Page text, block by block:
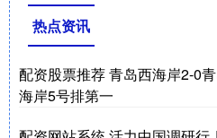
热点资讯
配资股票推荐 青岛西海岸2-0
海岸5号排第一